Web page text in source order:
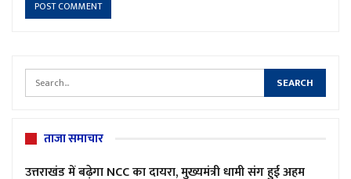
ताजा समाचार
उत्तराखंड में बढ़ेगा NCC का दायरा, मुख्यमंत्री धामी संग हुई अहम